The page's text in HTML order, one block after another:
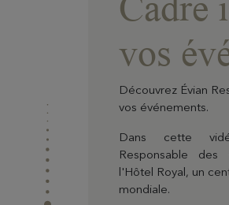
vos
Découvrez Évian
vos événements.
Dans cette
Responsable
l'Hôtel Royal, un
mondiale.